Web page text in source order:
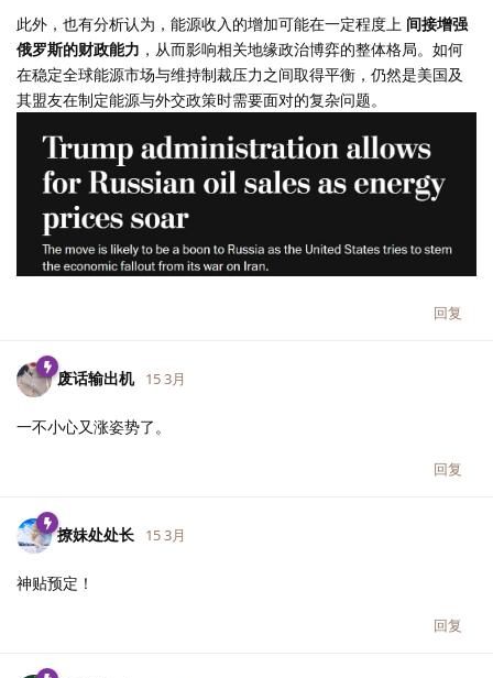
此外，也有分析认为，能源收入的增加可能在一定程度上 间接增强
俄罗斯的财政能力 ，从而影响相关地缘政治博弈的整体格局。如何
在稳定全球能源市场与维持制裁压力之间取得平衡，仍然是美国及
其盟友在制定能源与外交政策时需要面对的复杂问题。
回复
废话输出机 15 3月
一不小心又涨姿势了。
回复
撩妹处处长 15 3月
神贴预定！
回复